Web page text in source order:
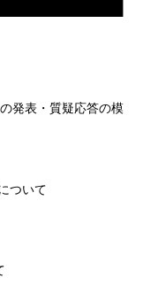
発表・質疑応答の模
ついて